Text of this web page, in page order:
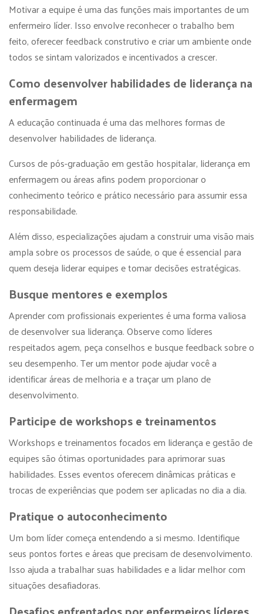
Motivar a equipe é uma das funções mais importantes de um
enfermeiro líder. Isso envolve reconhecer o trabalho bem
feito, oferecer feedback construtivo e criar um ambiente onde
todos se sintam valorizados e incentivados a crescer.
Como desenvolver habilidades de liderança na
enfermagem
A educação continuada é uma das melhores formas de
desenvolver habilidades de liderança.
Cursos de pós-graduação em gestão hospitalar, liderança em
enfermagem ou áreas afins podem proporcionar o
conhecimento teórico e prático necessário para assumir essa
responsabilidade.
Além disso, especializações ajudam a construir uma visão mais
ampla sobre os processos de saúde, o que é essencial para
quem deseja liderar equipes e tomar decisões estratégicas.
Busque mentores e exemplos
Aprender com profissionais experientes é uma forma valiosa
de desenvolver sua liderança. Observe como líderes
respeitados agem, peça conselhos e busque feedback sobre o
seu desempenho. Ter um mentor pode ajudar você a
identificar áreas de melhoria e a traçar um plano de
desenvolvimento.
Participe de workshops e treinamentos
Workshops e treinamentos focados em liderança e gestão de
equipes são ótimas oportunidades para aprimorar suas
habilidades. Esses eventos oferecem dinâmicas práticas e
trocas de experiências que podem ser aplicadas no dia a dia.
Pratique o autoconhecimento
Um bom líder começa entendendo a si mesmo. Identifique
seus pontos fortes e áreas que precisam de desenvolvimento.
Isso ajuda a trabalhar suas habilidades e a lidar melhor com
situações desafiadoras.